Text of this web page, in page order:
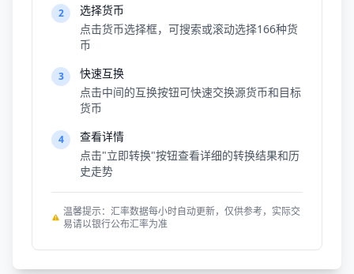
2
选择货币
点击货币选择框，可搜索或滚动选择166种货
币
3
快速互换
点击中间的互换按钮可快速交换源货币和目标
货币
4
查看详情
点击"立即转换"按钮查看详细的转换结果和历
史走势
温馨提示：汇率数据每小时自动更新，仅供参考，实际交
易请以银行公布汇率为准